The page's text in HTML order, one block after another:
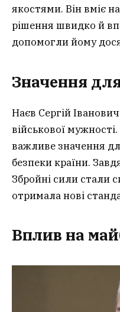
якостями. Він вміє
рішення швидко й
допомогли йому
Значення
Наєв Сергій
військової
важливе значення
безпеки країни.
Збройні сили стали
отримала нові
Вплив на